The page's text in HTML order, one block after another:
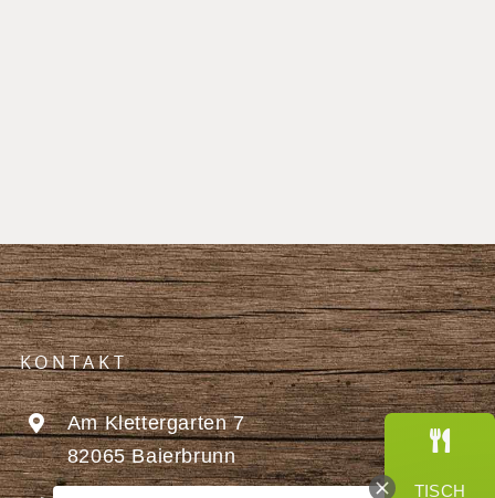
KONTAKT
Am Klettergarten 7
82065 Baierbrunn
TISCH